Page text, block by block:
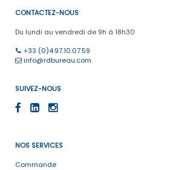
CONTACTEZ-NOUS
Du lundi au vendredi de 9h à 18h30
+33 (0)4.97.10.07.59
info@rdbureau.com
SUIVEZ-NOUS
NOS SERVICES
Commande